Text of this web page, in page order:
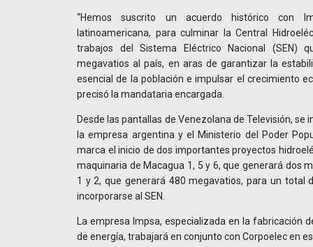
“Hemos suscrito un acuerdo histórico con
latinoamericana, para culminar la Central
trabajos del Sistema Eléctrico Nacional (SEN)
megavatios al país, en aras de garantizar la
esencial de la población e impulsar el crecimiento
precisó la mandataria encargada.
Desde las pantallas de Venezolana de Televisión,
la empresa argentina y el Ministerio del Poder
marca el inicio de dos importantes proyectos
maquinaria de Macagua 1, 5 y 6, que generará dos
1 y 2, que generará 480 megavatios, para un total
incorporarse al SEN.
La empresa Impsa, especializada en la fabricación
de energía, trabajará en conjunto con Corpoelec en